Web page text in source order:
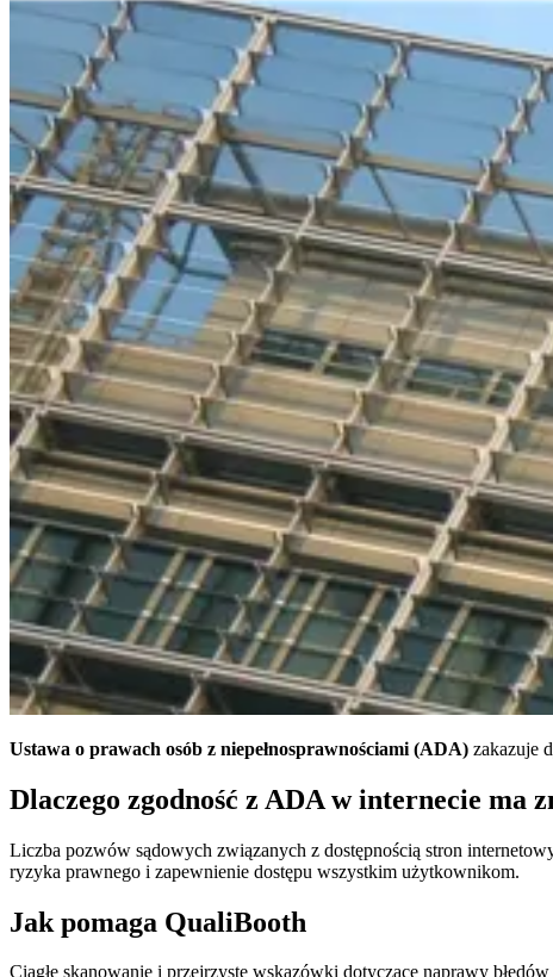
Ustawa o prawach osób z niepełnosprawnościami (ADA) zakazuje
Dlaczego zgodność z ADA w internecie ma
Liczba pozwów sądowych związanych z dostępnością stron
ryzyka prawnego i zapewnienie dostępu wszystkim użytkownikom.
Jak pomaga QualiBooth
Ciągłe skanowanie i przejrzyste wskazówki dotyczące naprawy